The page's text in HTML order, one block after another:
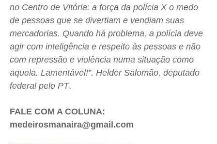
no Centro de Vitória: a força da polícia X o medo
de pessoas que se divertiam e vendiam suas
mercadorias. Quando há problema, a polícia deve
agir com inteligência e respeito às pessoas e não
com repressão e violência numa situação como
aquela. Lamentável!”. Helder Salomão, deputado
federal pelo PT.
FALE COM A COLUNA:
medeirosmanaira@gmail.com